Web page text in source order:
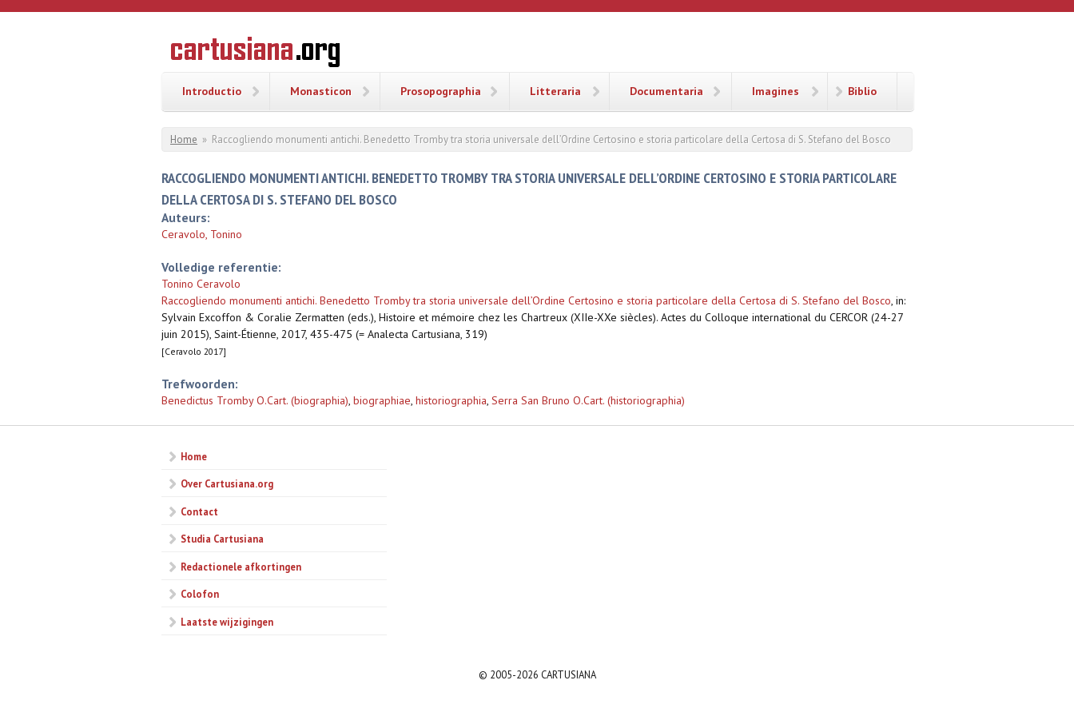
Overslaan en naar de inhoud gaan
CARTUSIANA
Geschiedenis
van de
Introductio Monasticon Prosopographia Litteraria Documentaria Imagines Biblio
U bent hier
Home » Raccogliendo monumenti antichi. Benedetto Tromby tra storia universale dell’Ordine Certosino e storia particolare della Certosa di S. Stefano del Bosco
RACCOGLIENDO MONUMENTI ANTICHI. BENEDETTO TROMBY TRA STORIA UNIVERSALE DELL’ORDINE CERTOSINO E STORIA PARTICOLARE
DELLA CERTOSA DI S. STEFANO DEL BOSCO
Auteurs:
Ceravolo, Tonino
Volledige referentie:
Tonino Ceravolo
Raccogliendo monumenti antichi. Benedetto Tromby tra storia universale dell’Ordine Certosino e storia particolare della Certosa di S. Stefano del Bosco, in:
Sylvain Excoffon & Coralie Zermatten (eds.), Histoire et mémoire chez les Chartreux (XIIe-XXe siècles). Actes du Colloque international du CERCOR (24-27
juin 2015), Saint-Étienne, 2017, 435-475 (= Analecta Cartusiana, 319)
[Ceravolo 2017]
Trefwoorden:
Benedictus Tromby O.Cart. (biographia), biographiae, historiographia, Serra San Bruno O.Cart. (historiographia)
Home
Over Cartusiana.org
Contact
Studia Cartusiana
Redactionele afkortingen
Colofon
Laatste wijzigingen
© 2005-2026 CARTUSIANA